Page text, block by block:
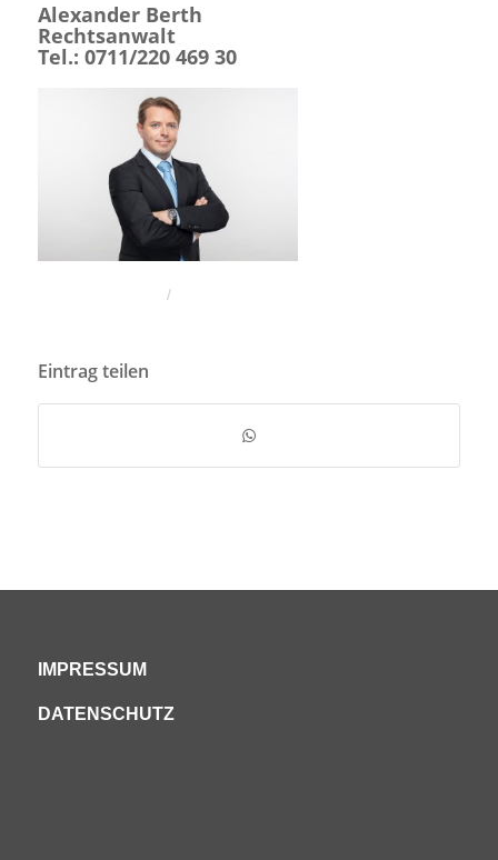
Alexander Berth
Rechtsanwalt
Tel.: 0711/220 469 30
/
Eintrag teilen
IMPRESSUM
DATENSCHUTZ